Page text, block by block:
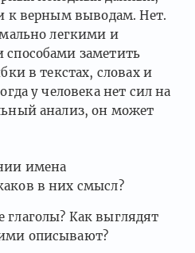
к верным выводам. Нет.
легкими и
заметить
в текстах, словах и
у человека нет сил на
анализ, он может
имена
в них смысл?
глаголы? Как выглядят
описывают?